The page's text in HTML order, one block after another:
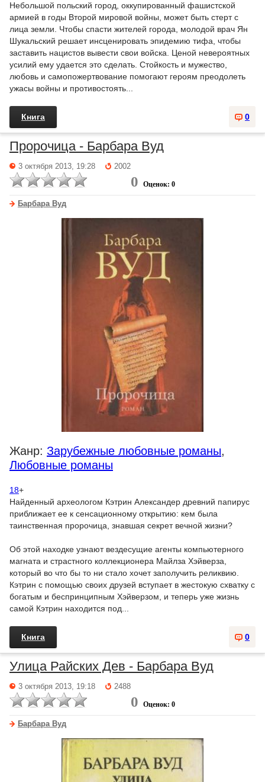
Небольшой польский город, оккупированный фашистской
армией в годы Второй мировой войны, может быть стерт с
лица земли. Чтобы спасти жителей города, молодой врач Ян
Шукальский решает инсценировать эпидемию тифа, чтобы
заставить нацистов вывести свои войска. Ценой невероятных
усилий ему удается это сделать. Стойкость и мужество,
любовь и самопожертвование помогают героям преодолеть
ужасы войны и противостоять...
0
Книга
Пророчица - Барбара Вуд
3 октября 2013, 19:28 2002
0 Оценок: 0
Барбара Вуд
Жанр: Зарубежные любовные романы,
Любовные романы
18+
Найденный археологом Кэтрин Александер древний папирус
приближает ее к сенсационному открытию: кем была
таинственная пророчица, знавшая секрет вечной жизни?
Об этой находке узнают вездесущие агенты компьютерного
магната и страстного коллекционера Майлза Хэйверза,
который во что бы то ни стало хочет заполучить реликвию.
Кэтрин с помощью своих друзей вступает в жестокую схватку с
богатым и беспринципным Хэйверзом, и теперь уже жизнь
самой Кэтрин находится под...
0
Книга
Улица Райских Дев - Барбара Вуд
3 октября 2013, 19:18 2488
0 Оценок: 0
Барбара Вуд